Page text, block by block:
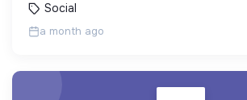
Social
a month ago